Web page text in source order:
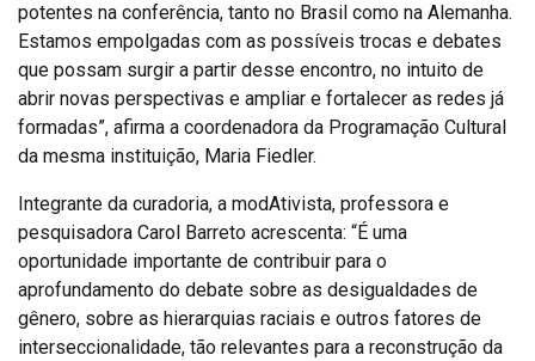
potentes na conferência, tanto no Brasil como na Alemanha.
Estamos empolgadas com as possíveis trocas e debates
que possam surgir a partir desse encontro, no intuito de
abrir novas perspectivas e ampliar e fortalecer as redes já
formadas”, afirma a coordenadora da Programação Cultural
da mesma instituição, Maria Fiedler.
Integrante da curadoria, a modAtivista, professora e
pesquisadora Carol Barreto acrescenta: “É uma
oportunidade importante de contribuir para o
aprofundamento do debate sobre as desigualdades de
gênero, sobre as hierarquias raciais e outros fatores de
interseccionalidade, tão relevantes para a reconstrução da